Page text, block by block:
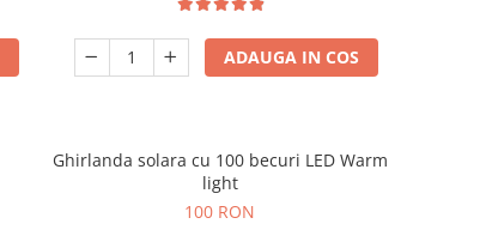
ADAUGA IN COS
Ghirlanda solara cu 100 becuri LED Warm
light
100 RON